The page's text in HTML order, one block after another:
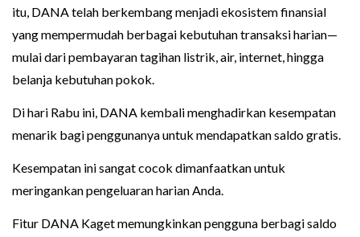
itu, DANA telah berkembang menjadi ekosistem finansial
yang mempermudah berbagai kebutuhan transaksi harian—
mulai dari pembayaran tagihan listrik, air, internet, hingga
belanja kebutuhan pokok.
Di hari Rabu ini, DANA kembali menghadirkan kesempatan
menarik bagi penggunanya untuk mendapatkan saldo gratis.
Kesempatan ini sangat cocok dimanfaatkan untuk
meringankan pengeluaran harian Anda.
Fitur DANA Kaget memungkinkan pengguna berbagi saldo